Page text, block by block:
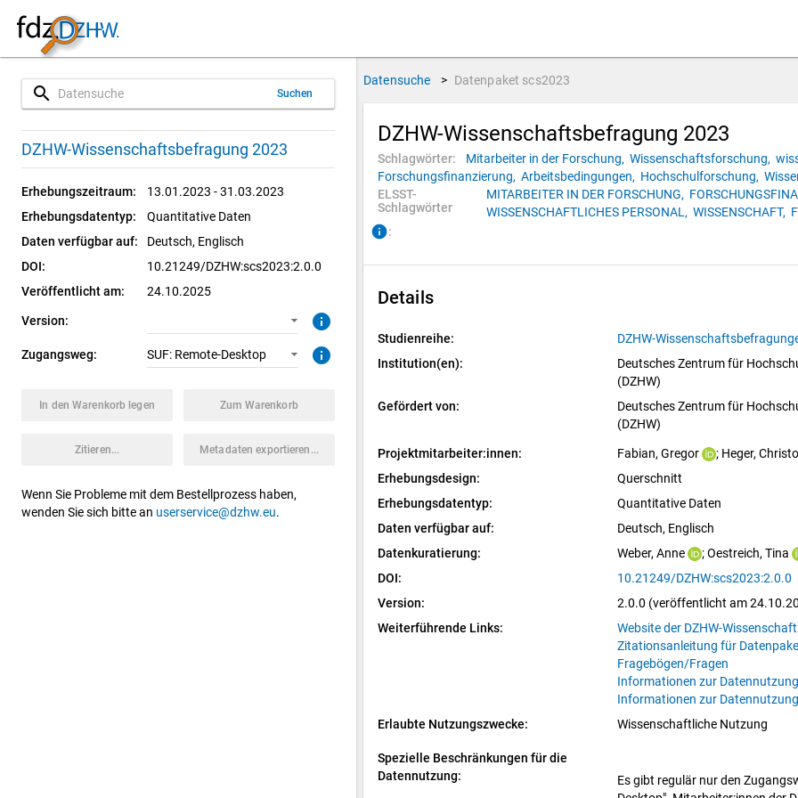
search Suchen
DZHW-Wissenschaftsbefragung 2023
Erhebungszeitraum:
13.01.2023 - 31.03.2023
Erhebungsdatentyp:
Quantitative Daten
Daten verfügbar auf:
Deutsch, Englisch
DOI:
10.21249/DZHW:scs2023:2.0.0
Veröffentlicht am:
24.10.2025
Version:
2.0.0 (aktuell)
1.0.0
info
Zugangsweg: SUF: Remote-Desktop
SUF: Remote-Desktop
info
In den Warenkorb legen Zum Warenkorb
Zitieren... Metadaten exportieren...
Wenn Sie Probleme mit dem Bestellprozess haben,
wenden Sie sich bitte an userservice@dzhw.eu.
Datensuche > Datenpaket scs2023
DZHW-Wissenschaftsbefragung 2023
Schlagwörter: Mitarbeiter in der Forschung, Wissenschaftsforschung,
Forschungsfinanzierung, Arbeitsbedingungen, Hochschulforschung,
ELSST-
Schlagwörter
info:
MITARBEITER IN DER FORSCHUNG,
WISSENSCHAFTLICHES PERSONAL, WISSENSCHAFT,
Details
Studienreihe:
DZHW-
Institution(en):
Deutsches Zentrum für
(DZHW)
Gefördert von:
Deutsches Zentrum für
(DZHW)
Projektmitarbeiter:innen: Fabian, Gregor ; Heger,
Erhebungsdesign:
Querschnitt
Erhebungsdatentyp:
Quantitative Daten
Daten verfügbar auf:
Deutsch, Englisch
Datenkuratierung:
Weber, Anne ; Oestreich, Tina
DOI:
10.21249/DZHW:scs2023:2.0.0
Version:
2.0.0 (veröffentlicht am
Weiterführende Links:
Website der DZHW-
Zitationsanleitung für
Fragebögen/Fragen
Informationen zur
Informationen zur
Erlaubte Nutzungszwecke:
Wissenschaftliche Nutzung
Spezielle Beschränkungen für die
Datennutzung:
Es gibt regulär nur den